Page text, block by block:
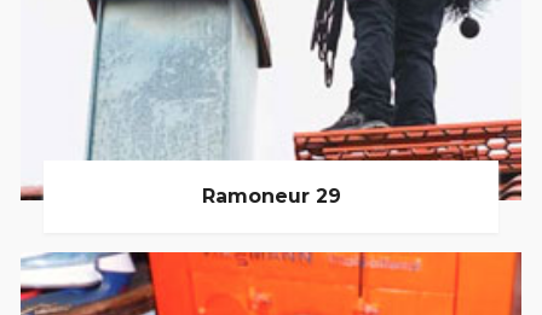
Ramoneur 29